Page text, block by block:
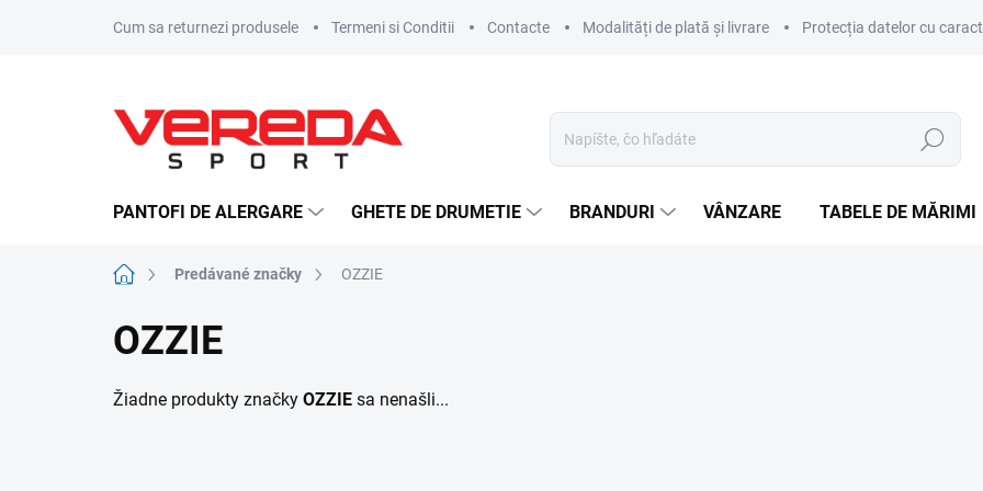
Cum sa returnezi produsele Termeni si Conditii Contacte Modalități de plată și livrare Protecția datelor cu
Hľadať
PANTOFI DE ALERGARE GHETE DE DRUMETIE BRANDURI VÂNZARE TABELE DE MĂRIMI
DomovPredávané značky OZZIE
OZZIE
Žiadne produkty značky OZZIE sa nenašli...